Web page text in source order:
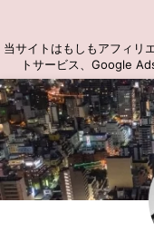
当サイトはもしもアフィリ
トサービス、Google